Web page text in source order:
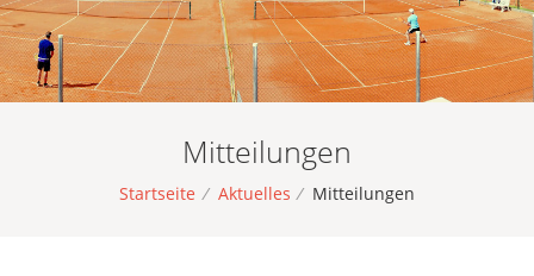
Mitteilungen
Startseite / Aktuelles / Mitteilungen